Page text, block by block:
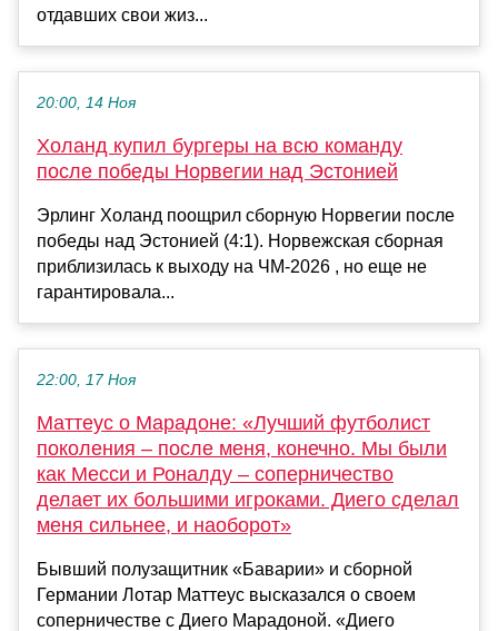
отдавших свои жиз...
20:00, 14 Ноя
Холанд купил бургеры на всю команду
после победы Норвегии над Эстонией
Эрлинг Холанд поощрил сборную Норвегии после
победы над Эстонией (4:1). Норвежская сборная
приблизилась к выходу на ЧМ-2026 , но еще не
гарантировала...
22:00, 17 Ноя
Маттеус о Марадоне: «Лучший футболист
поколения – после меня, конечно. Мы были
как Месси и Роналду – соперничество
делает их большими игроками. Диего сделал
меня сильнее, и наоборот»
Бывший полузащитник «Баварии» и сборной
Германии Лотар Маттеус высказался о своем
соперничестве с Диего Марадоной. «Диего